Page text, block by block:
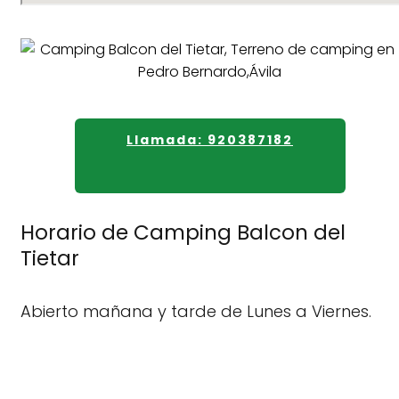
Llamada: 920387182
Horario de Camping Balcon del
Tietar
Abierto mañana y tarde de Lunes a Viernes.